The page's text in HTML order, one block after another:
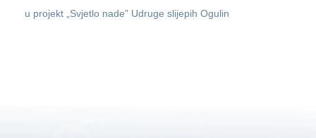
u projekt „Svjetlo nade” Udruge slijepih Ogulin